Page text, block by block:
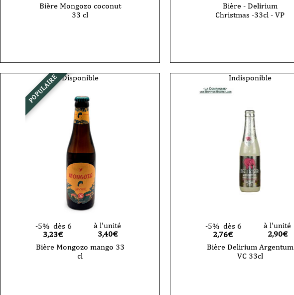
Bière Mongozo coconut
33 cl
cl
Bière - Delirium
Christmas -33cl - VP
-33cl
VP
POPULAIRE Disponible
-5% dès 6
3,23€
à l'unité
3,40€
Bière Mongozo mango 33
cl
Indisponible
-5% dès 6
2,76€
à l'unité
2,90€
Bière Delirium Argentum
VC 33cl